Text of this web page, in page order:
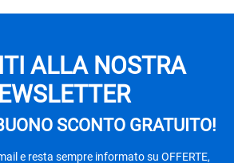
ALLA NOSTRA
SCONTO GRATUITO!
e resta sempre informato su OFFERTE,